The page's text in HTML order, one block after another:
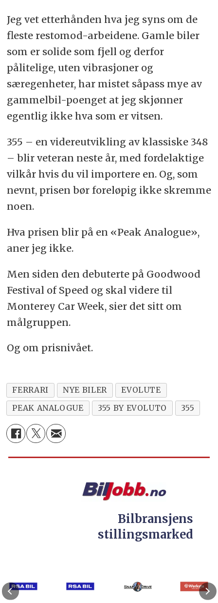
Jeg vet etterhånden hva jeg syns om de
fleste restomod-arbeidene. Gamle biler
som er solide som fjell og derfor
pålitelige, uten vibrasjoner og
særegenheter, har mistet såpass mye av
gammelbil-poenget at jeg skjønner
egentlig ikke hva som er vitsen.
355 – en videreutvikling av klassiske 348
– blir veteran neste år, med fordelaktige
vilkår hvis du vil importere en. Og, som
nevnt, prisen bør foreløpig ikke skremme
noen.
Hva prisen blir på en «Peak Analogue»,
aner jeg ikke.
Men siden den debuterte på Goodwood
Festival of Speed og skal videre til
Monterey Car Week, sier det sitt om
målgruppen.
Og om prisnivået.
FERRARI NYE BILER
EVOLUTE
PEAK ANALOGUE
355 BY EVOLUTO 355
Bilbransjens
stillingsmarked